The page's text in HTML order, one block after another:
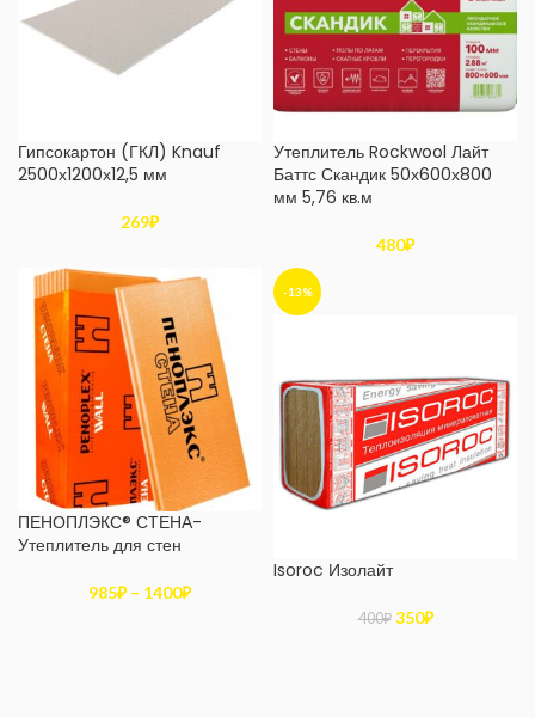
Гипсокартон (ГКЛ) Knauf
2500х1200х12,5 мм
269₽
Утеплитель Rockwool Лайт
Баттс Скандик 50х600х800
мм 5,76 кв.м
480₽
ПЕНОПЛЭКС® СТЕНА-
Утеплитель для стен
985₽ – 1400₽
-13%
Isoroc Изолайт
400₽ 350₽